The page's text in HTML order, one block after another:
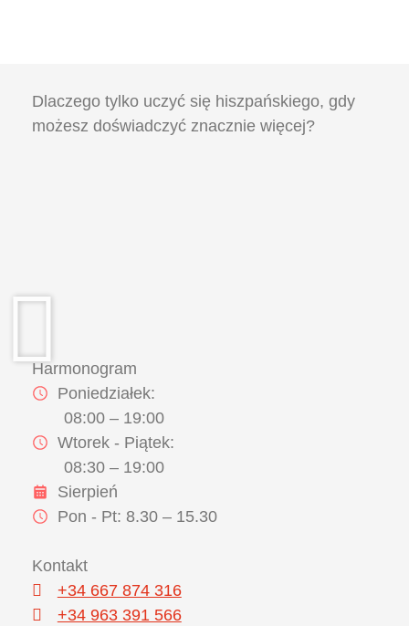
Dlaczego tylko uczyć się hiszpańskiego, gdy
możesz doświadczyć znacznie więcej?
Harmonogram
Poniedziałek:
08:00 – 19:00
Wtorek - Piątek:
08:30 – 19:00
Sierpień
Pon - Pt: 8.30 – 15.30
Kontakt
+34 667 874 316
+34 963 391 566